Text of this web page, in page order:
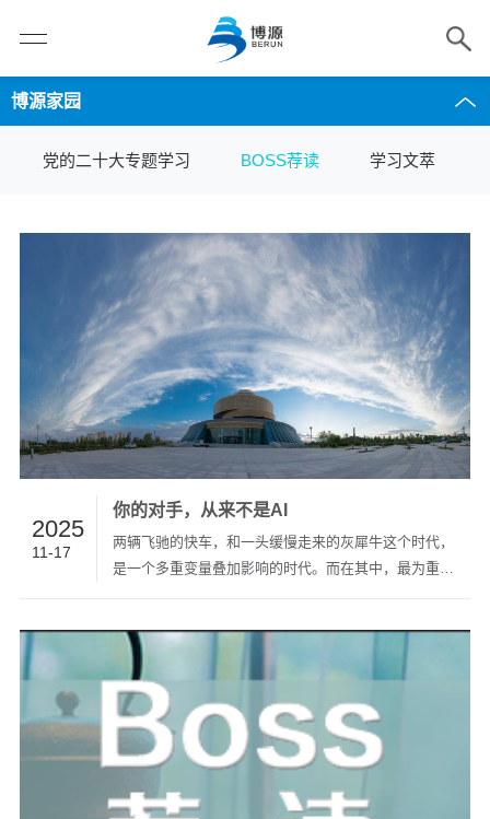
博源家园
党的二十大专题学习 BOSS荐读 学习文萃
2025
11-17
你的对手，从来不是AI
两辆飞驰的快车，和一头缓慢走来的灰犀牛这个时代，
是一个多重变量叠加影响的时代。而在其中，最为重要
到我们用来形容变化的词，都已经不够用了。我们以前
说，日新月异。现…